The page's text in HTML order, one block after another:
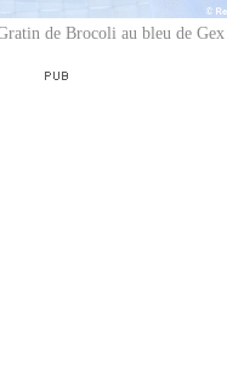
de Brocoli au bleu de Gex